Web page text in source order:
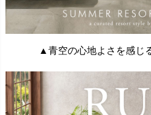
▲青空の心地よさを感じ